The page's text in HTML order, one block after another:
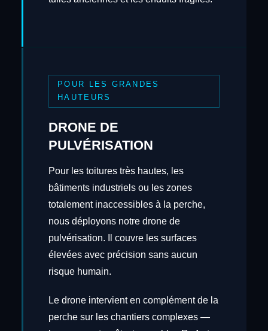
POUR LES GRANDES
HAUTEURS
DRONE DE
PULVÉRISATION
Pour les toitures très hautes, les
bâtiments industriels ou les zones
totalement inaccessibles à la perche,
nous déployons notre drone de
pulvérisation. Il couvre les surfaces
élevées avec précision sans aucun
risque humain.
Le drone intervient en complément de la
perche sur les chantiers complexes —